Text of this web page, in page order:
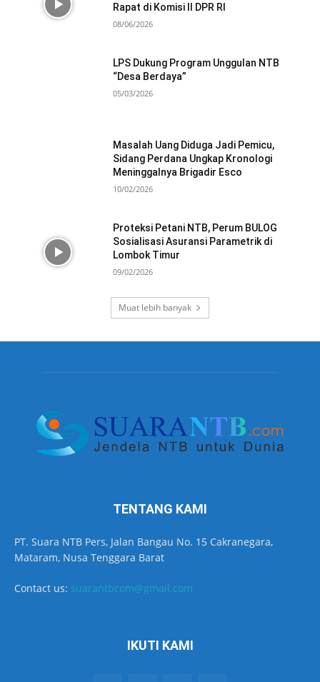
Rapat di Komisi II DPR RI
08/06/2026
LPS Dukung Program Unggulan NTB
“Desa Berdaya”
05/03/2026
Masalah Uang Diduga Jadi Pemicu,
Sidang Perdana Ungkap Kronologi
Meninggalnya Brigadir Esco
10/02/2026
Proteksi Petani NTB, Perum BULOG
Sosialisasi Asuransi Parametrik di
Lombok Timur
09/02/2026
Muat lebih banyak
TENTANG KAMI
PT. Suara NTB Pers, Jalan Bangau No. 15 Cakranegara,
Mataram, Nusa Tenggara Barat
Contact us: suarantbcom@gmail.com
IKUTI KAMI